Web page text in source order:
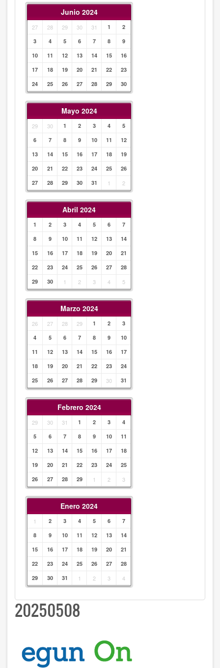
Junio 2024
27 28 29 30 31 1
2
3
4 5 6 7 8
9
10
11 12 13 14 15
16
17
18 19 20 21 22
23
24
25 26 27 28 29 30
Mayo 2024
29 30 1 2 3 4
5
6
7 8 9 10 11
12
13
14 15 16 17 18
19
20
21 22 23 24 25
26
27
28 29 30 31 1 2
Abril 2024
1 2 3 4 5 6
7
8
9 10 11 12 13
14
15
16 17 18 19 20
21
22
23 24 25 26 27
28
29
30 1 2 3 4 5
Marzo 2024
26 27 28 29 1 2
3
4
5 6 7 8 9
10
11
12 13 14 15 16
17
18
19 20 21 22 23
24
25
26 27 28 29 30 31
Febrero 2024
29 30 31 1 2 3
4
5
6 7 8 9 10
11
12
13 14 15 16 17
18
19
20 21 22 23 24
25
26
27 28 29 1 2 3
Enero 2024
1 2 3 4 5 6
7
8
9 10 11 12 13
14
15
16 17 18 19 20
21
22
23 24 25 26 27
28
29
30 31 1 2 3 4
20250508